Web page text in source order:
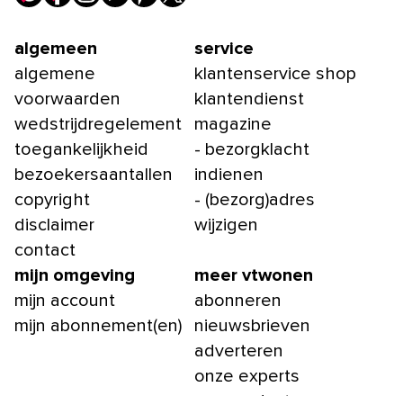
algemeen
algemene
voorwaarden
wedstrijdregelement
toegankelijkheid
bezoekersaantallen
copyright
disclaimer
contact
service
klantenservice shop
klantendienst
magazine
- bezorgklacht
indienen
- (bezorg)adres
wijzigen
mijn omgeving
mijn account
mijn abonnement(en)
meer vtwonen
abonneren
nieuwsbrieven
adverteren
onze experts